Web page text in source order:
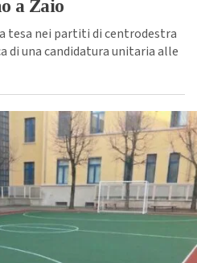
a Zaio
tesa nei partiti di centrodestra
di una candidatura unitaria alle